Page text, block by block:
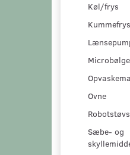
Køl/frys
Ovne
Sæbe- og